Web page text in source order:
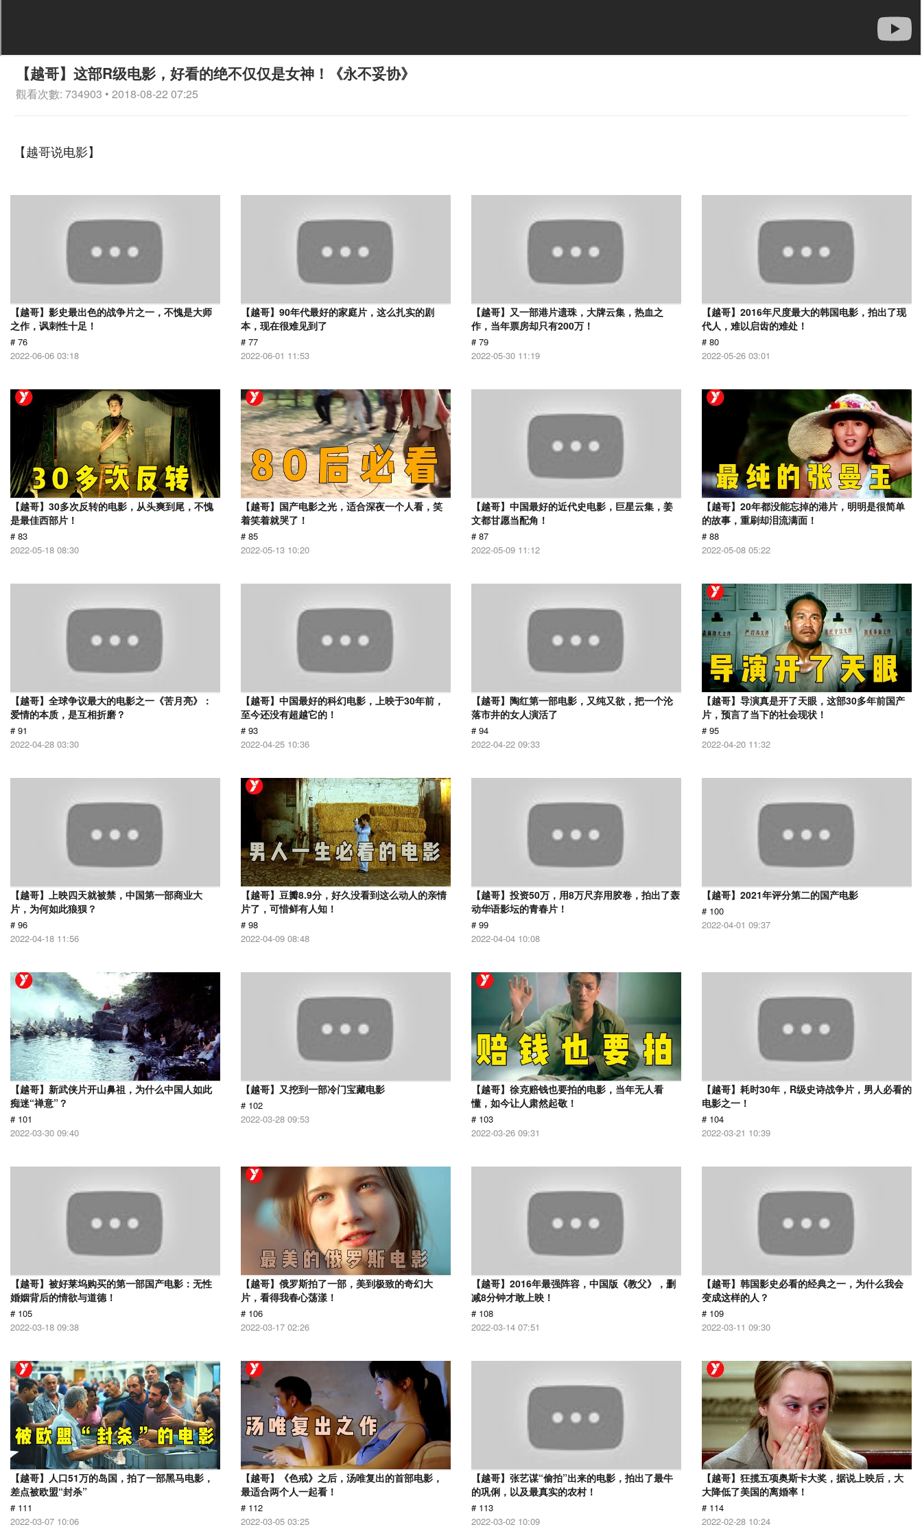
【越哥】这部R级电影，好看的绝不仅仅是女神！《永不妥协》
觀看次數: 734903 • 2018-08-22 07:25
【越哥说电影】
【越哥】影史最出色的战争片之一，不愧是大师
之作，讽刺性十足！
# 76
2022-06-06 03:18
【越哥】90年代最好的家庭片，这么扎实的剧
本，现在很难见到了
# 77
2022-06-01 11:53
【越哥】又一部港片遗珠，大牌云集，热血之
作，当年票房却只有200万！
# 79
2022-05-30 11:19
【越哥】2016年尺度最大的韩国电影，拍出了现
代人，难以启齿的难处！
# 80
2022-05-26 03:01
【越哥】30多次反转的电影，从头爽到尾，不愧
是最佳西部片！
# 83
2022-05-18 08:30
【越哥】国产电影之光，适合深夜一个人看，笑
着笑着就哭了！
# 85
2022-05-13 10:20
【越哥】中国最好的近代史电影，巨星云集，姜
文都甘愿当配角！
# 87
2022-05-09 11:12
【越哥】20年都没能忘掉的港片，明明是很简单
的故事，重刷却泪流满面！
# 88
2022-05-08 05:22
【越哥】全球争议最大的电影之一《苦月亮》：
爱情的本质，是互相折磨？
# 91
2022-04-28 03:30
【越哥】中国最好的科幻电影，上映于30年前，
至今还没有超越它的！
# 93
2022-04-25 10:36
【越哥】陶红第一部电影，又纯又欲，把一个沦
落市井的女人演活了
# 94
2022-04-22 09:33
【越哥】导演真是开了天眼，这部30多年前国产
片，预言了当下的社会现状！
# 95
2022-04-20 11:32
【越哥】上映四天就被禁，中国第一部商业大
片，为何如此狼狈？
# 96
2022-04-18 11:56
【越哥】豆瓣8.9分，好久没看到这么动人的亲情
片了，可惜鲜有人知！
# 98
2022-04-09 08:48
【越哥】投资50万，用8万尺弃用胶卷，拍出了轰
动华语影坛的青春片！
# 99
2022-04-04 10:08
【越哥】2021年评分第二的国产电影
# 100
2022-04-01 09:37
【越哥】新武侠片开山鼻祖，为什么中国人如此
痴迷“禅意”？
# 101
2022-03-30 09:40
【越哥】又挖到一部冷门宝藏电影
# 102
2022-03-28 09:53
【越哥】徐克赔钱也要拍的电影，当年无人看
懂，如今让人肃然起敬！
# 103
2022-03-26 09:31
【越哥】耗时30年，R级史诗战争片，男人必看的
电影之一！
# 104
2022-03-21 10:39
【越哥】被好莱坞购买的第一部国产电影：无性
婚姻背后的情欲与道德！
# 105
2022-03-18 09:38
【越哥】俄罗斯拍了一部，美到极致的奇幻大
片，看得我春心荡漾！
# 106
2022-03-17 02:26
【越哥】2016年最强阵容，中国版《教父》，删
减8分钟才敢上映！
# 108
2022-03-14 07:51
【越哥】韩国影史必看的经典之一，为什么我会
变成这样的人？
# 109
2022-03-11 09:30
【越哥】人口51万的岛国，拍了一部黑马电影，
差点被欧盟“封杀”
# 111
2022-03-07 10:06
【越哥】《色戒》之后，汤唯复出的首部电影，
最适合两个人一起看！
# 112
2022-03-05 03:25
【越哥】张艺谋“偷拍”出来的电影，拍出了最牛
的巩俐，以及最真实的农村！
# 113
2022-03-02 10:09
【越哥】狂揽五项奥斯卡大奖，据说上映后，大
大降低了美国的离婚率！
# 114
2022-02-28 10:24